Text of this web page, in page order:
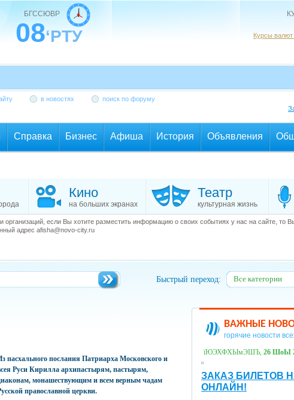
БГССЮВР
08‘РТУ Курсы валют
в новостях
поиск по форуму
Справка Бизнес Афиша История Объявления
Кино
на больших экранах
Театр
культурная жизнь
организаций, если Вы хотите разместить информацию о своих событиях у нас на сайте, то
адрес afisha@novo-city.ru
Быстрый переход: Все категории
пасхального послания Патриарха Московского и
Руси Кирилла архипастырям, пастырям,
монашествующим и всем верным чадам
православной церкви.
ВАЖНЫЕ
горячие новости
їЮЭХФХЫмЭШЪ, 26 ШоЫ
ЗАКАЗ БИЛЕТОВ
ОНЛАЙН!